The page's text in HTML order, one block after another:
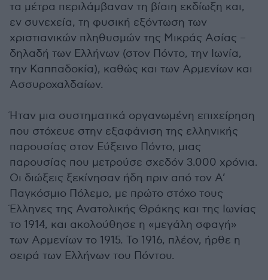
τα μέτρα περιλάμβαναν τη βίαιη εκδίωξη και,
εν συνεχεία, τη φυσική εξόντωση των
χριστιανικών πληθυσμών της Μικράς Ασίας –
δηλαδή των Ελλήνων (στον Πόντο, την Ιωνία,
την Καππαδοκία), καθώς και των Αρμενίων και
Ασσυροχαλδαίων.
Ήταν μια συστηματικά οργανωμένη επιχείρηση
που στόχευε στην εξαφάνιση της ελληνικής
παρουσίας στον Εύξεινο Πόντο, μιας
παρουσίας που μετρούσε σχεδόν 3.000 χρόνια.
Οι διώξεις ξεκίνησαν ήδη πριν από τον Α’
Παγκόσμιο Πόλεμο, με πρώτο στόχο τους
Έλληνες της Ανατολικής Θράκης και της Ιωνίας
το 1914, και ακολούθησε η «μεγάλη σφαγή»
των Αρμενίων το 1915. Το 1916, πλέον, ήρθε η
σειρά των Ελλήνων του Πόντου.